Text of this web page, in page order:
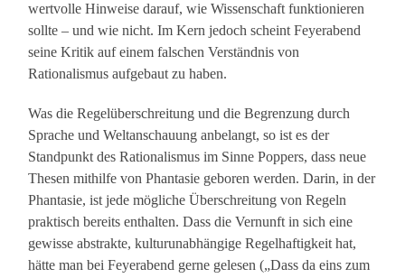
wertvolle Hinweise darauf, wie Wissenschaft funktionieren
sollte – und wie nicht. Im Kern jedoch scheint Feyerabend
seine Kritik auf einem falschen Verständnis von
Rationalismus aufgebaut zu haben.
Was die Regelüberschreitung und die Begrenzung durch
Sprache und Weltanschauung anbelangt, so ist es der
Standpunkt des Rationalismus im Sinne Poppers, dass neue
Thesen mithilfe von Phantasie geboren werden. Darin, in der
Phantasie, ist jede mögliche Überschreitung von Regeln
praktisch bereits enthalten. Dass die Vernunft in sich eine
gewisse abstrakte, kulturunabhängige Regelhaftigkeit hat,
hätte man bei Feyerabend gerne gelesen („Dass da eins zum